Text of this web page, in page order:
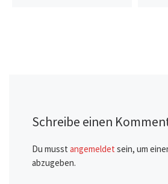
Schreibe einen
Du musst angemeldet sein, um
abzugeben.